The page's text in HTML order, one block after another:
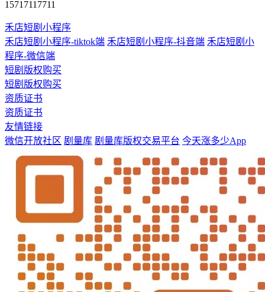
15717117711
禾店短剧小程序
禾店短剧小程序-tiktok端 禾店短剧小程序-抖音端 禾店短剧小
程序-微信端
短剧版权购买
短剧版权购买
资质证书
资质证书
友情链接
微信开放社区 剧量库 剧量库版权交易平台 今天涨多少App